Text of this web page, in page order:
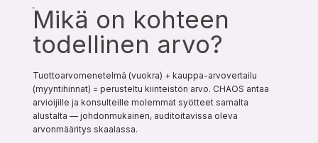
Mikä on kohteen
todellinen arvo?
Tuottoarvomenetelmä (vuokra) + kauppa-arvovertailu
(myyntihinnat) = perusteltu kiinteistön arvo. CHAOS antaa
arvioijille ja konsulteille molemmat syötteet samalta
alustalta — johdonmukainen, auditoitavissa oleva
arvonmääritys skaalassa.